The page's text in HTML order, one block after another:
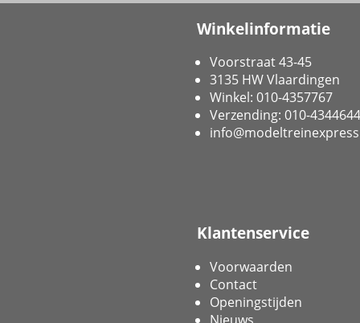
Winkelinformatie
Voorstraat 43-45
3135 HW Vlaardingen
Winkel: 010-4357767
Verzending: 010-4344644
Klantenservice
Voorwaarden
Contact
Openingstijden